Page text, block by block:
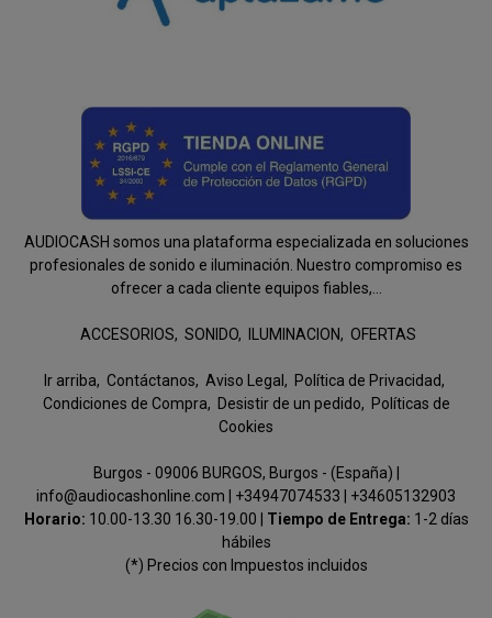
AUDIOCASH somos una plataforma especializada en soluciones
profesionales de sonido e iluminación. Nuestro compromiso es
ofrecer a cada cliente equipos fiables,...
ACCESORIOS SONIDO ILUMINACION OFERTAS
Ir arriba Contáctanos Aviso Legal
Política de Privacidad
Condiciones de Compra
Desistir de un pedido
Políticas de
Cookies
Burgos - 09006 BURGOS, Burgos - (España) |
info@audiocashonline.com | +34947074533
+34605132903
Horario: 10.00-13.30 16.30-19.00 | Tiempo de Entrega: 1-2 días
hábiles
(*) Precios con Impuestos incluidos